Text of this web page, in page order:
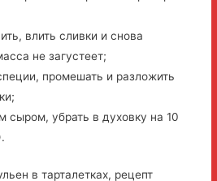
влить сливки и снова
не загустеет;
промешать и разложить
сыром, убрать в духовку на 10
в тарталетках, рецепт